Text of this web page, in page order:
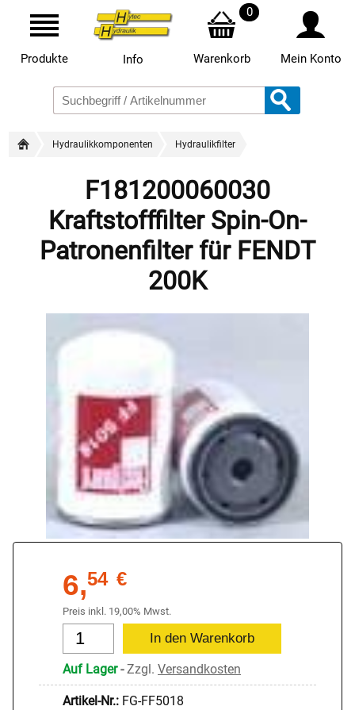
Produkte Info
0
Warenkorb Mein Konto
Hydraulikkomponenten Hydraulikfilter
F181200060030
Kraftstofffilter Spin-On-
Patronenfilter für FENDT
200K
6,54 €
Preis inkl. 19,00% Mwst.
Auf Lager-Zzgl. Versandkosten
Artikel-Nr.: FG-FF5018